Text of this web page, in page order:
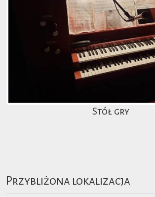
Stół gry
Przybliżona lokalizacja